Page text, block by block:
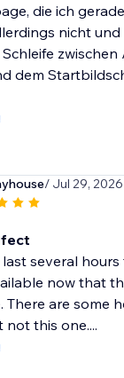
die ich
nicht und
dem
/ Jul 29, 2026
several
now that
There are some
this one....